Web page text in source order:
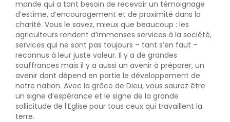
monde qui a tant besoin de recevoir un témoignage
d’estime, d’encouragement et de proximité dans la
charité. Vous le savez, mieux que beaucoup : les
agriculteurs rendent d’immenses services à la société,
services qui ne sont pas toujours – tant s’en faut –
reconnus à leur juste valeur. Il y a de grandes
souffrances mais il y a aussi un avenir à préparer, un
avenir dont dépend en partie le développement de
notre nation. Avec la grâce de Dieu, vous saurez être
un signe d’espérance et le signe de la grande
sollicitude de l’Eglise pour tous ceux qui travaillent la
terre.